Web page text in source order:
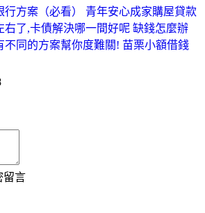
行方案（必看） 青年安心成家購屋貸款
右了,卡債解決哪一間好呢 缺錢怎麼辦
不同的方案幫你度難關! 苗栗小額借錢
留言